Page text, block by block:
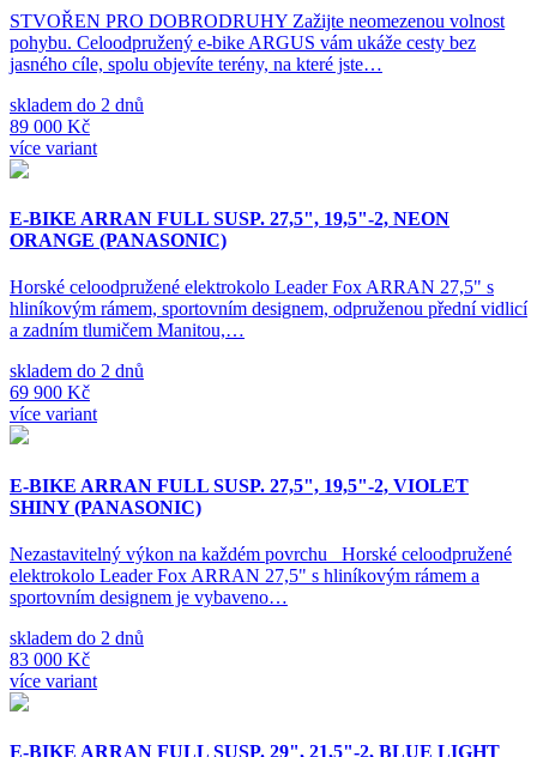
STVOŘEN PRO DOBRODRUHY Zažijte neomezenou volnost
pohybu. Celoodpružený e-bike ARGUS vám ukáže cesty bez
jasného cíle, spolu objevíte terény, na které jste…
skladem do 2 dnů
89 000 Kč
více variant
E-BIKE ARRAN FULL SUSP. 27,5", 19,5"-2, NEON
ORANGE (PANASONIC)
Horské celoodpružené elektrokolo Leader Fox ARRAN 27,5" s
hliníkovým rámem, sportovním designem, odpruženou přední vidlicí
a zadním tlumičem Manitou,…
skladem do 2 dnů
69 900 Kč
více variant
E-BIKE ARRAN FULL SUSP. 27,5", 19,5"-2, VIOLET
SHINY (PANASONIC)
Nezastavitelný výkon na každém povrchu Horské celoodpružené
elektrokolo Leader Fox ARRAN 27,5" s hliníkovým rámem a
sportovním designem je vybaveno…
skladem do 2 dnů
83 000 Kč
více variant
E-BIKE ARRAN FULL SUSP. 29", 21,5"-2, BLUE LIGHT